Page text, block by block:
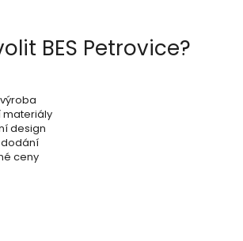
BES Petrovice?
materiály
design
dodání
ceny